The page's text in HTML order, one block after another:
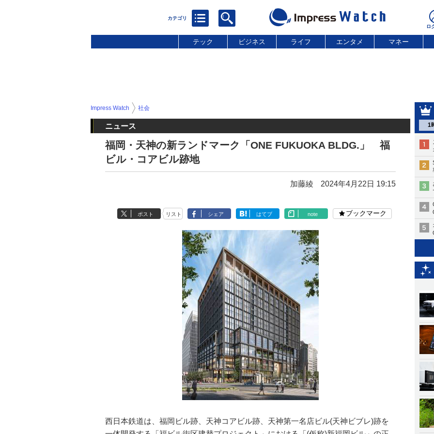
テック ビジネス ライフ エンタメ マネー
1
Impress Watch 社会
ニュース
福岡・天神の新ランドマーク「ONE FUKUOKA BLDG.」 福
ビル・コアビル跡地
加藤綾 2024年4月22日 19:15
ポスト リスト シェア はてブ note ブックマーク
西日本鉄道は、福岡ビル跡、天神コアビル跡、天神第一名店ビル(天神ビブレ)跡を